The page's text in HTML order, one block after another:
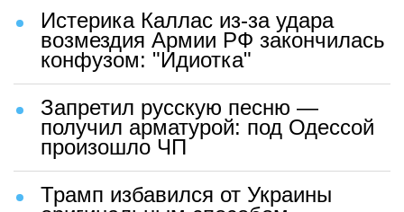
Истерика Каллас из-за удара
возмездия Армии РФ закончилась
конфузом: "Идиотка"
Запретил русскую песню —
получил арматурой: под Одессой
произошло ЧП
Трамп избавился от Украины